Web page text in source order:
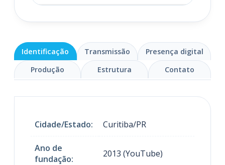
Identificação Transmissão
Presença digital
Produção
Estrutura Contato
Cidade/Estado: Curitiba/PR
Ano de
fundação:
2013 (YouTube)